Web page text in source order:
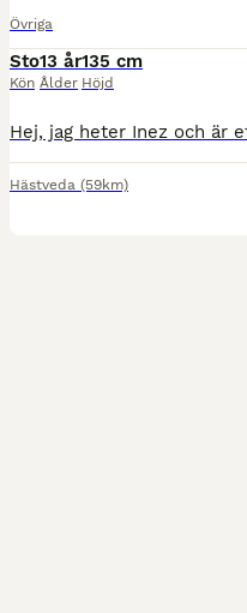
Övriga
Sto
Kön
13 år
Ålder
135 cm
Höjd
Hästveda (59km)